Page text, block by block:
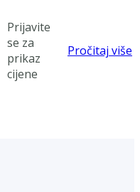
Prijavite
se za
prikaz
cijene
Pročitaj više